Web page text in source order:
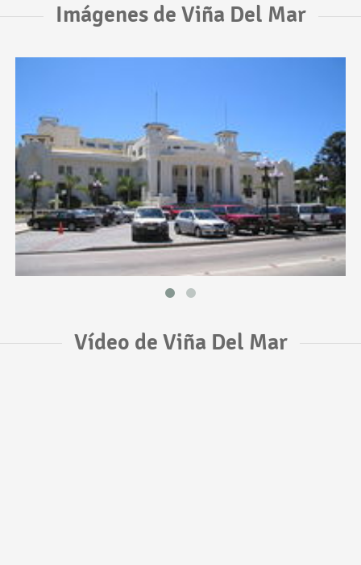
Imágenes de Viña Del Mar
Vídeo de Viña Del Mar